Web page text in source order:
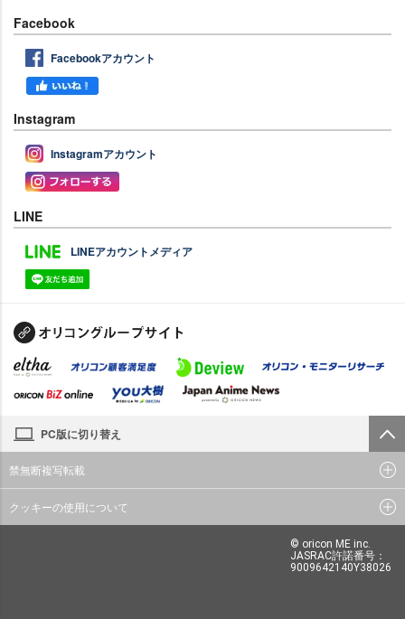
Facebook
Facebookアカウント
Instagram
Instagramアカウント
LINE
LINEアカウントメディア
PC版に切り替え
禁無断複写転載
クッキーの使用について
© oricon ME inc.
JASRAC許諾番号：
9009642140Y38026